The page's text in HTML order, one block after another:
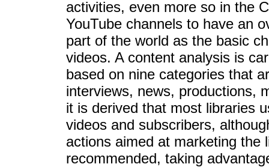
activities, even more so in the
YouTube channels to have an
part of the world as the basic
videos. A content analysis is
based on nine categories that
interviews, news, productions,
it is derived that most libraries
videos and subscribers,
actions aimed at marketing the
recommended, taking